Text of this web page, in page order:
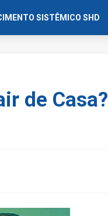
SISTÊMICO SHD
de Casa?